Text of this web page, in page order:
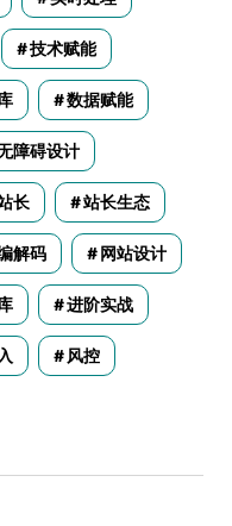
技术赋能
数据赋能
障碍设计
长 站长生态
解码 网站设计
进阶实战
风控